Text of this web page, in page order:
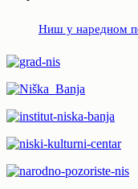
Ниш у наредном